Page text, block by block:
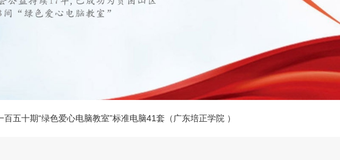
五十期“绿色爱心电脑教室”标准电脑41套（广东培正学院 ）